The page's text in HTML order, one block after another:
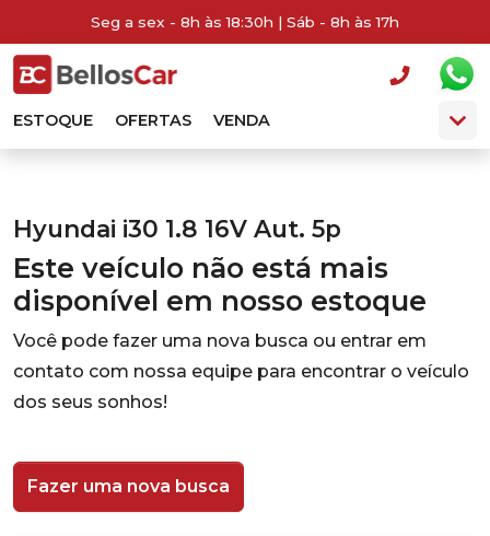
Seg a sex - 8h às 18:30h | Sáb - 8h às 17h
ESTOQUE OFERTAS VENDA
Hyundai i30 1.8 16V Aut. 5p
Este veículo não está mais
disponível em nosso estoque
Você pode fazer uma nova busca ou entrar em
contato com nossa equipe para encontrar o veículo
dos seus sonhos!
Fazer uma nova busca